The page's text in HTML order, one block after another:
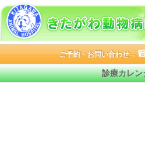
ご予約・お問い合わせ→
診療カレン